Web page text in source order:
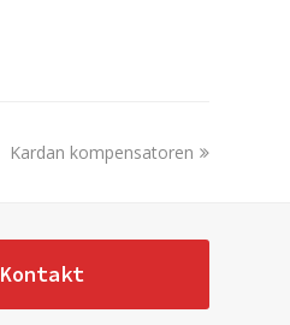
next
Kardan kompensatoren
Kontakt